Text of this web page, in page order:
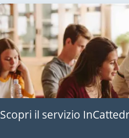
Scopri il servizio